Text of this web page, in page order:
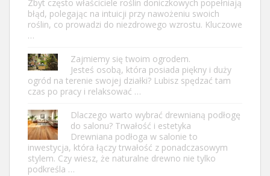
Zbyt często właściciele roślin doniczkowych popełniają
błąd, polegając na intuicji przy nawożeniu swoich
roślin, co prowadzi do niezdrowego wzrostu. Kluczowe
…
Zajmiemy się twoim ogrodem.
Jesteś osobą, która posiada piękny i duży
ogród na terenie swojej działki? Lubisz spędzać tam
czas po pracy i relaksować …
Dlaczego warto wybrać drewnianą podłogę
do salonu? Trwałość i estetyka
Drewniana podłoga w salonie to
inwestycja, która łączy trwałość z ponadczasowym
stylem. Czy wiesz, że naturalne drewno nie tylko
podkreśla …